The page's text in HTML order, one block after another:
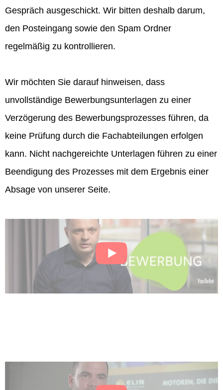
Gespräch ausgeschickt. Wir bitten deshalb darum,
den Posteingang sowie den Spam Ordner
regelmäßig zu kontrollieren.
Wir möchten Sie darauf hinweisen, dass
unvollständige Bewerbungsunterlagen zu einer
Verzögerung des Bewerbungsprozesses führen, da
keine Prüfung durch die Fachabteilungen erfolgen
kann. Nicht nachgereichte Unterlagen führen zu einer
Beendigung des Prozesses mit dem Ergebnis einer
Absage von unserer Seite.